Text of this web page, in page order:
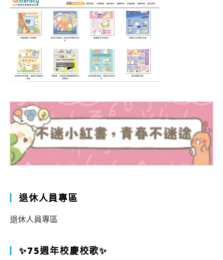
退休人員專區
退休人員專區
✨75週年校慶校歌✨